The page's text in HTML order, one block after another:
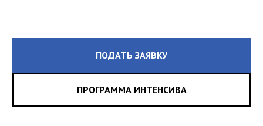
ПОДАТЬ ЗАЯВКУ
ПРОГРАММА ИНТЕНСИВА